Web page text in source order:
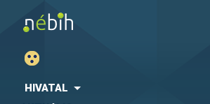
HIVATAL